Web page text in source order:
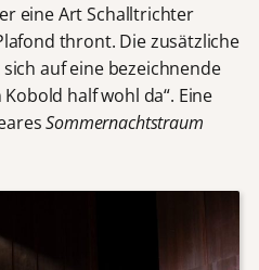
eine Art Schalltrichter
thront. Die zusätzliche
auf eine bezeichnende
half wohl da“. Eine
Sommernachtstraum